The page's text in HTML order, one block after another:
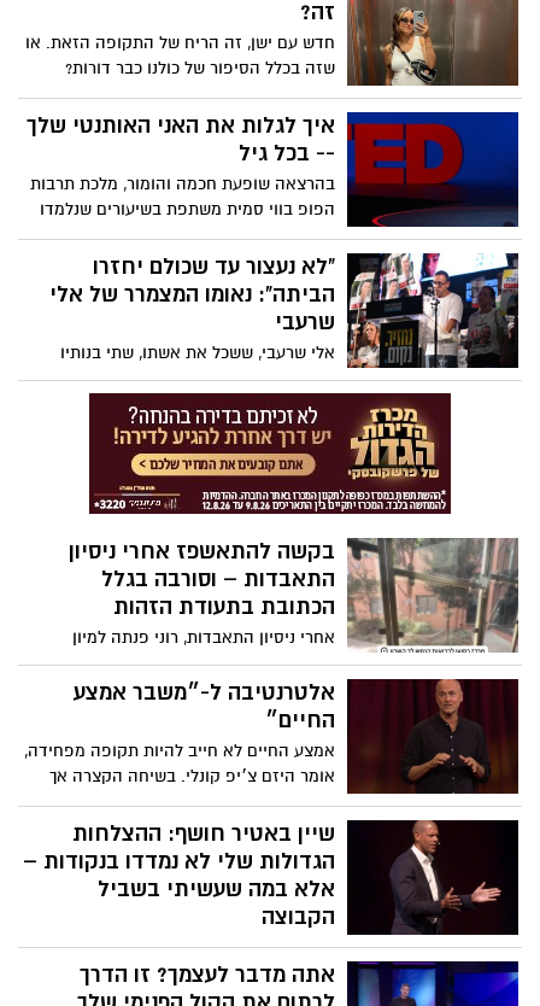
שאולי תעזור לעולם להישמע נפלא יותר.
זה?
חדש עם ישן, זה הריח של התקופה הזאת. או
שזה בכלל הסיפור של כולנו כבר דורות?
איך לגלות את האני האותנטי שלך
-- בכל גיל
בהרצאה שופעת חכמה והומור, מלכת תרבות
הפופ בווי סמית משתפת בשיעורים שנלמדו
בדרך הקשה, על אותנטיות, ביטחון, הצלחה
בוגרת ולמה, אם תעשו את העבודה, "החיים
טובים יותר מאוחר יותר".
"לא נעצור עד שכולם יחזרו
הביתה": נאומו המצמרר של אלי
שרעבי
אלי שרעבי, ששכל את אשתו, שתי בנותיו
וגופת אחיו שנמצאת עדין בשבי, נשא דברים
נוקבים בכיכר: "אני עומד כאן כאלמן, אב
שכול, אזרח – ולא אנוח עד שהאחרון מבין
החטופים ישוב. זה לא עניין פוליטי, זו שאלה
של לב, של מוסר ושל מדינה שלא מפקירה את
אנשיה".
בקשה להתאשפז אחרי ניסיון
התאבדות – וסורבה בגלל
הכתובת בתעודת הזהות
אחרי ניסיון התאבדות, רוני פנתה למיון
פסיכיאטרי בלב השרון בבקשה להשגחה – אך
סורבה בשל כתובת מגורים. היא נשלחה
בחזרה למוסד שבו חוותה פגיעות מיניות, כי
מטלטל :
אלטרנטיבה ל-״משבר אמצע
החיים״
אמצע החיים לא חייב להיות תקופה מפחידה,
אומר היזם צ׳יפ קונלי. בשיחה הקצרה אך
הקולעת הזו, הוא לוקח השראה מעולם הטבע
כתקופת מעבר שמלאה בחן ויופי - ודוחק
בכולנו להפוך את ההתבגרות לשאפתנית.
שיין באטיר חושף: ההצלחות
הגדולות שלי לא נמדדו בנקודות –
אלא במה שעשיתי בשביל
הקבוצה
מה אם סוד ההצלחה אינו להיות באור
הזרקורים, אלא לגרום לכולם סביבך לזרוח?
שחקן ה-NBA לשעבר שיין באטיר משתף
אתה מדבר לעצמך? זו הדרך